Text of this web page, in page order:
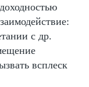
с др.
всплеск